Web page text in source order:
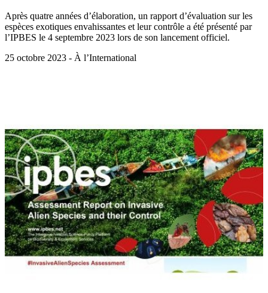
Après quatre années d’élaboration, un rapport d’évaluation sur les
espèces exotiques envahissantes et leur contrôle a été présenté par
l’IPBES le 4 septembre 2023 lors de son lancement officiel.
25 octobre 2023 - À l’International